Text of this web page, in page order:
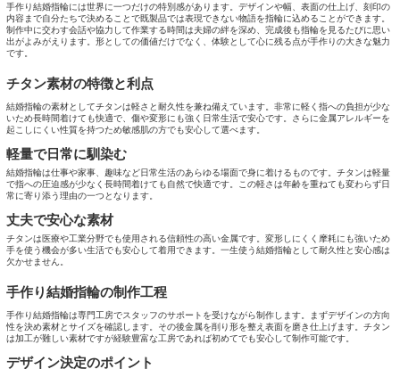
手作り結婚指輪には世界に一つだけの特別感があります。デザインや幅、表面の仕上げ、刻印の
内容まで自分たちで決めることで既製品では表現できない物語を指輪に込めることができます。
制作中に交わす会話や協力して作業する時間は夫婦の絆を深め、完成後も指輪を見るたびに思い
出がよみがえります。形としての価値だけでなく、体験として心に残る点が手作りの大きな魅力
です。
チタン素材の特徴と利点
結婚指輪の素材としてチタンは軽さと耐久性を兼ね備えています。非常に軽く指への負担が少な
いため長時間着けても快適で、傷や変形にも強く日常生活で安心です。さらに金属アレルギーを
起こしにくい性質を持つため敏感肌の方でも安心して選べます。
軽量で日常に馴染む
結婚指輪は仕事や家事、趣味など日常生活のあらゆる場面で身に着けるものです。チタンは軽量
で指への圧迫感が少なく長時間着けても自然で快適です。この軽さは年齢を重ねても変わらず日
常に寄り添う理由の一つとなります。
丈夫で安心な素材
チタンは医療や工業分野でも使用される信頼性の高い金属です。変形しにくく摩耗にも強いため
手を使う機会が多い生活でも安心して着用できます。一生使う結婚指輪として耐久性と安心感は
欠かせません。
手作り結婚指輪の制作工程
手作り結婚指輪は専門工房でスタッフのサポートを受けながら制作します。まずデザインの方向
性を決め素材とサイズを確認します。その後金属を削り形を整え表面を磨き仕上げます。チタン
は加工が難しい素材ですが経験豊富な工房であれば初めてでも安心して制作可能です。
デザイン決定のポイント